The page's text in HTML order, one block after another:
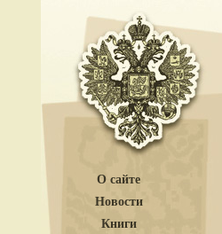
О сайте
Новости
Книги